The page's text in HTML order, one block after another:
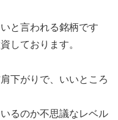
と言われる銘柄です
しております。
下がりで、いいところ
るのか不思議なレベル